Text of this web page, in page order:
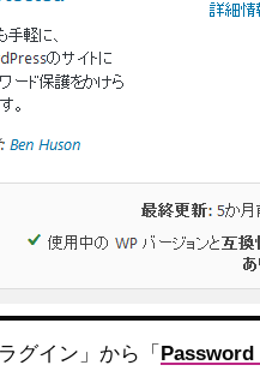
グイン」から「